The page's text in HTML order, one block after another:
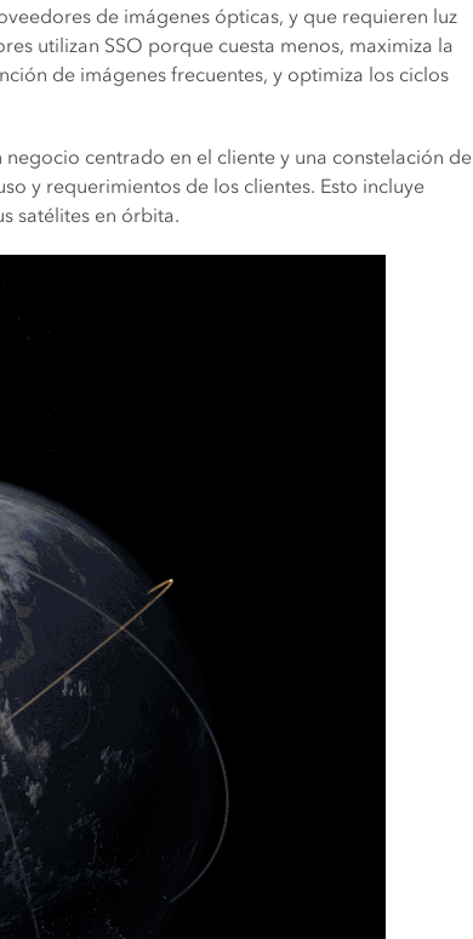
de imágenes ópticas, y que requieren luz
utilizan SSO porque cuesta menos, maximiza la
de imágenes frecuentes, y optimiza los ciclos
centrado en el cliente y una constelación de
y requerimientos de los clientes. Esto incluye
satélites en órbita.